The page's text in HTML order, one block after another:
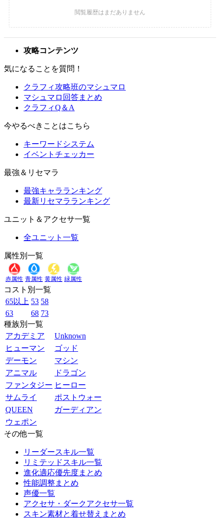
攻略コンテンツ
気になることを質問！
クラフィ攻略班のマシュマロ
マシュマロ回答まとめ
クラフィQ＆A
今やるべきことはこちら
キーワードシステム
イベントチェッカー
最強＆リセマラ
最強キャラランキング
最新リセマラランキング
ユニット＆アクセサ一覧
全ユニット一覧
属性別一覧
赤属性 青属性 黄属性 緑属性
コスト別一覧
65以上 53 58
63
68 73
種族別一覧
アカデミア
Unknown
ヒューマン
ゴッド
デーモン
マシン
アニマル
ドラゴン
ファンタジー ヒーロー
サムライ
ポストウォー
QUEEN
ガーディアン
ウェポン
その他一覧
リーダースキル一覧
リミテッドスキル一覧
進化適応優先度まとめ
性能調整まとめ
声優一覧
アクセサ・ダークアクセサ一覧
スキン素材と着せ替えまとめ